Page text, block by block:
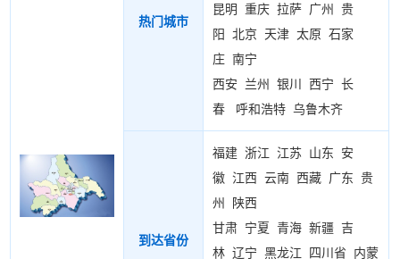
热门城市
昆明
重庆 拉萨 广州
贵
阳
北京 天津 太原 石家
庄 南宁
西安
兰州 银川 西宁 长
春
呼和浩特 乌鲁木齐
到达省份
福建 浙江 江苏 山东
安
徽 江西 云南 西藏 广东 贵
州
陕西
甘肃 宁夏 青海 新疆 吉
林 辽宁 黑龙江 四川省
内蒙